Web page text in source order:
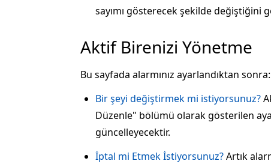
sayımı gösterecek şekilde değiştiğini
Aktif Birenizi Yönetme
Bu sayfada alarmınız ayarlandıktan sonra:
Bir şeyi değiştirmek mi istiyorsunuz?
Düzenle" bölümü olarak gösterilen
güncelleyecektir.
İptal mi Etmek İstiyorsunuz?Artık